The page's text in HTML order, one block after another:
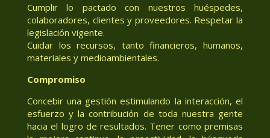
Cumplir lo pactado con nuestros huéspedes,
colaboradores, clientes y proveedores. Respetar la
legislación vigente.
Cuidar los recursos, tanto financieros, humanos,
materiales y medioambientales.
Compromiso
Concebir una gestión estimulando la interacción, el
esfuerzo y la contribución de toda nuestra gente
hacia el logro de resultados. Tener como premisas